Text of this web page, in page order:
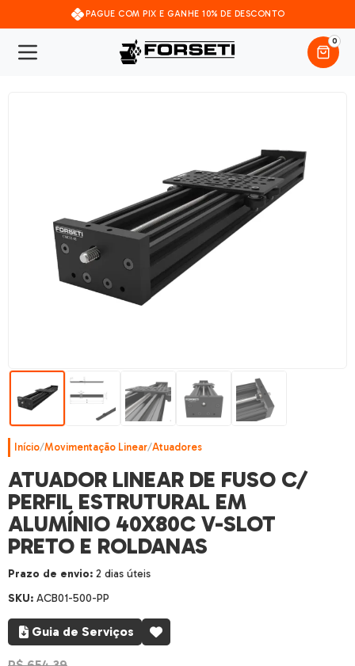
PAGUE COM PIX E GANHE 10% DE DESCONTO
0
Início/Movimentação Linear/Atuadores
ATUADOR LINEAR DE FUSO C/
PERFIL ESTRUTURAL EM
ALUMÍNIO 40X80C V-SLOT
PRETO E ROLDANAS
Prazo de envio: 2 dias úteis
SKU: ACB01-500-PP
Guia de Serviços